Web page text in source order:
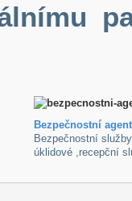
Bezpečnostní
Bezpečnostní
úklidové ,recepční